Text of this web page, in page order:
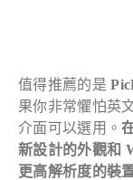
值得推薦的是
果你非常懼怕英
介面可以選用。
新設計的外觀和
更高解析度的裝